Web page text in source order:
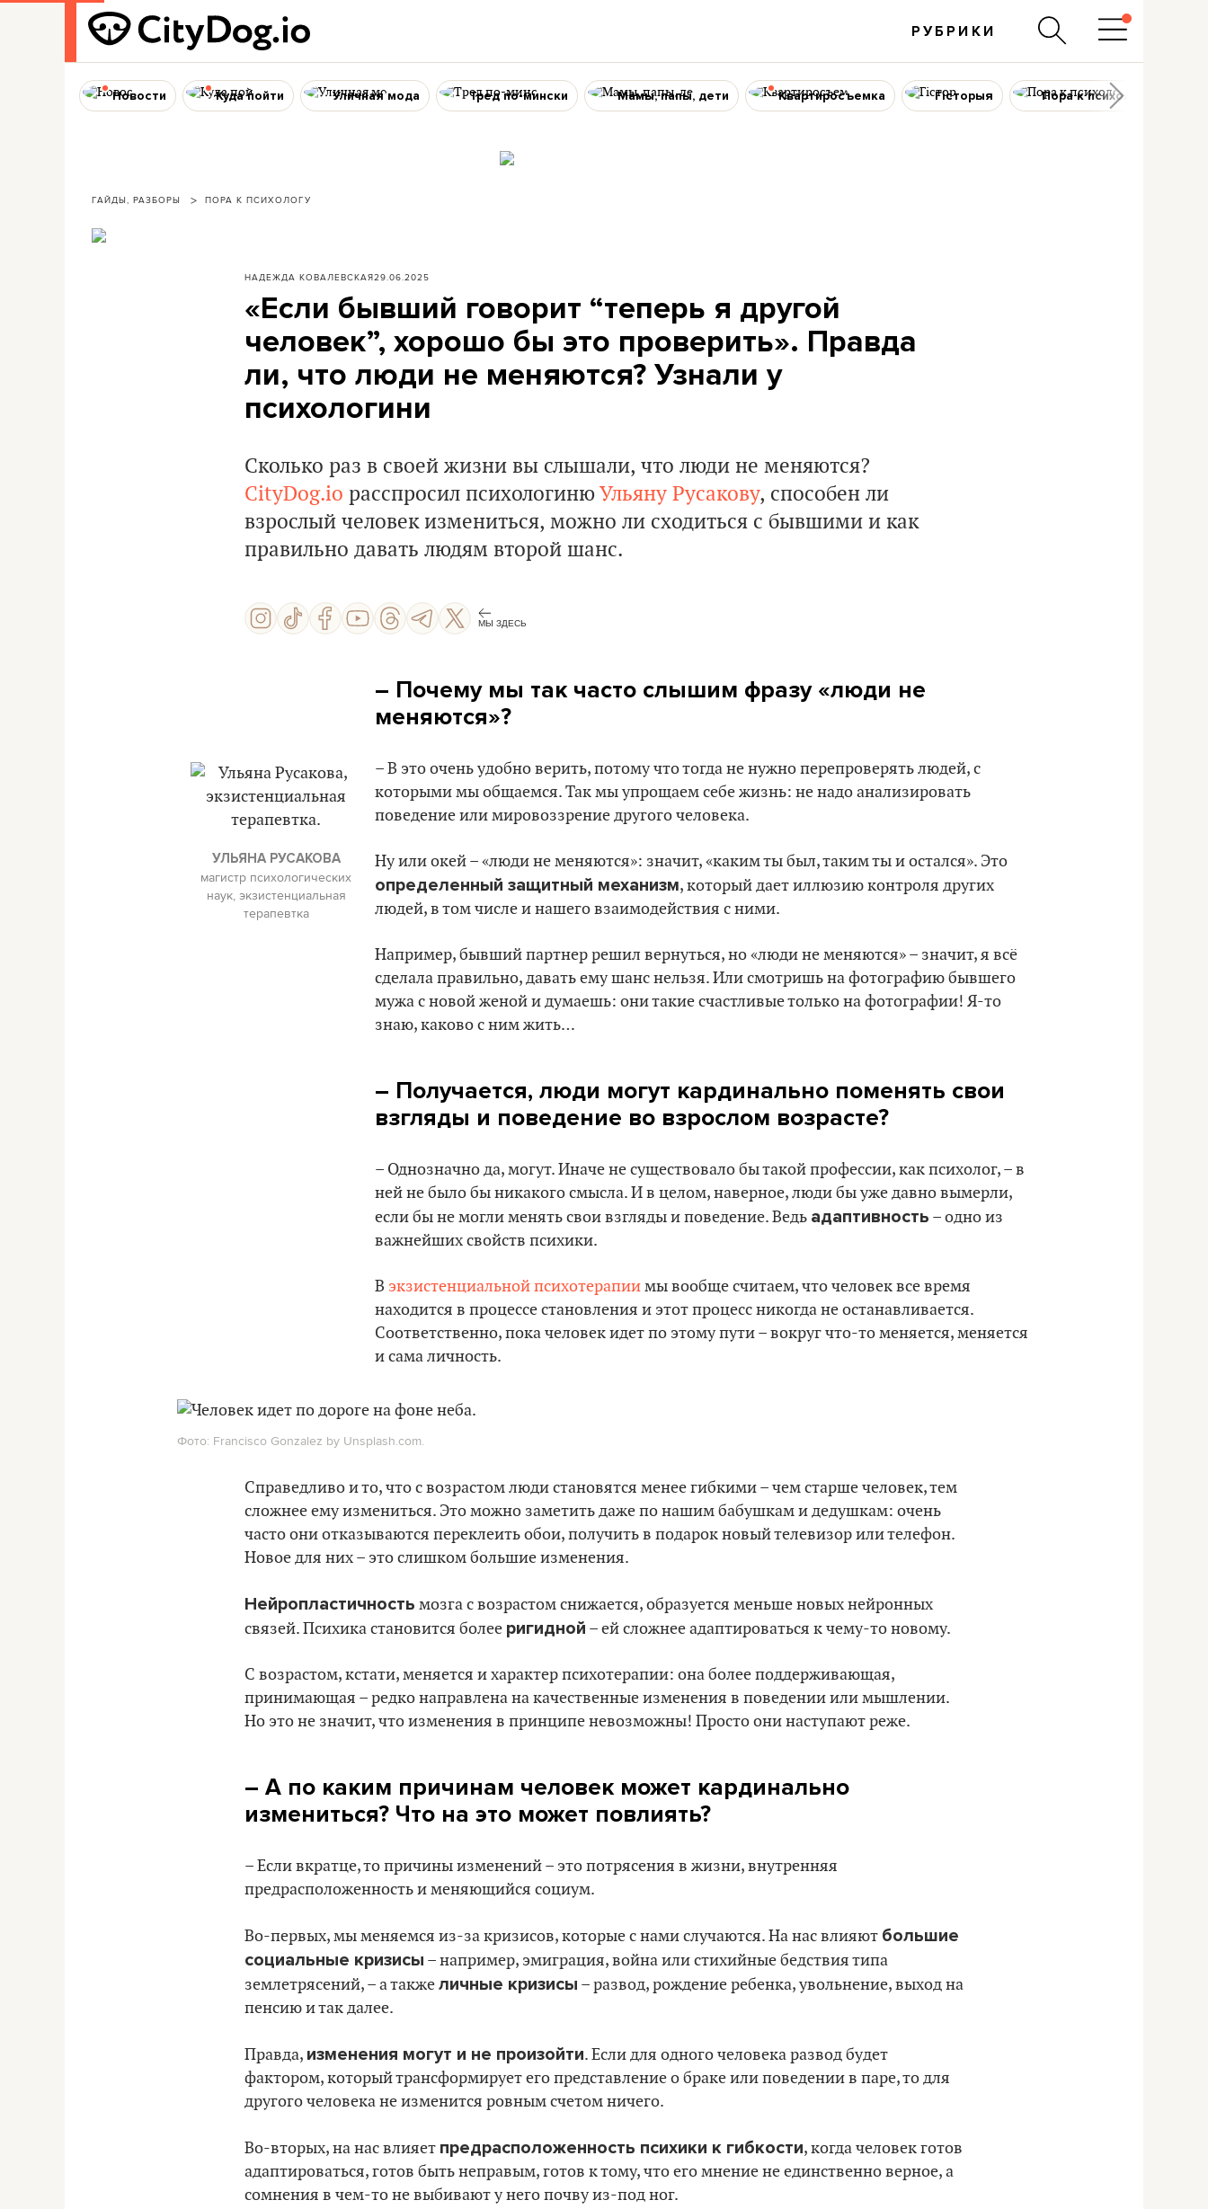
РУБРИКИ
Новости Куда пойти Уличная мода Тред по-мински Мамы, папы, дети Квартиросъемка Гісторыя Пора к психологу
ГАЙДЫ, РАЗБОРЫ ПОРА К ПСИХОЛОГУ
НАДЕЖДА КОВАЛЕВСКАЯ29.06.2025
«Если бывший говорит “теперь я другой
человек”, хорошо бы это проверить». Правда
ли, что люди не меняются? Узнали у
психологини
Сколько раз в своей жизни вы слышали, что люди не меняются?
CityDog.io расспросил психологинюУльяну Русакову, способен ли
взрослый человек измениться, можно ли сходиться с бывшими и как
правильно давать людям второй шанс.
МЫ ЗДЕСЬ
– Почему мы так часто слышим фразу «люди не
меняются»?
УЛЬЯНА РУСАКОВА
магистр психологических
наук, экзистенциальная
терапевтка
– В это очень удобно верить, потому что тогда не нужно перепроверять людей, с
которыми мы общаемся. Так мы упрощаем себе жизнь: не надо анализировать
поведение или мировоззрение другого человека.
Ну или окей – «люди не меняются»: значит, «каким ты был, таким ты и остался». Это
определенный защитный механизм, который дает иллюзию контроля других
людей, в том числе и нашего взаимодействия с ними.
Например, бывший партнер решил вернуться, но «люди не меняются» – значит, я всё
сделала правильно, давать ему шанс нельзя. Или смотришь на фотографию бывшего
мужа с новой женой и думаешь: они такие счастливые только на фотографии! Я-то
знаю, каково с ним жить…
– Получается, люди могут кардинально поменять свои
взгляды и поведение во взрослом возрасте?
– Однозначно да, могут. Иначе не существовало бы такой профессии, как психолог, – в
ней не было бы никакого смысла. И в целом, наверное, люди бы уже давно вымерли,
если бы не могли менять свои взгляды и поведение. Ведь адаптивность – одно из
важнейших свойств психики.
В экзистенциальной психотерапиимы вообще считаем, что человек все время
находится в процессе становления и этот процесс никогда не останавливается.
Соответственно, пока человек идет по этому пути – вокруг что-то меняется, меняется
и сама личность.
Фото: Francisco Gonzalez by Unsplash.com.
Справедливо и то, что с возрастом люди становятся менее гибкими – чем старше человек, тем
сложнее ему измениться. Это можно заметить даже по нашим бабушкам и дедушкам: очень
часто они отказываются переклеить обои, получить в подарок новый телевизор или телефон.
Новое для них – это слишком большие изменения.
Нейропластичность мозга с возрастом снижается, образуется меньше новых нейронных
связей. Психика становится более ригидной – ей сложнее адаптироваться к чему-то новому.
С возрастом, кстати, меняется и характер психотерапии: она более поддерживающая,
принимающая – редко направлена на качественные изменения в поведении или мышлении.
Но это не значит, что изменения в принципе невозможны! Просто они наступают реже.
– А по каким причинам человек может кардинально
измениться? Что на это может повлиять?
– Если вкратце, то причины изменений – это потрясения в жизни, внутренняя
предрасположенность и меняющийся социум.
Во-первых, мы меняемся из-за кризисов, которые с нами случаются. На нас влияют большие
социальные кризисы – например, эмиграция, война или стихийные бедствия типа
землетрясений, – а такжеличные кризисы – развод, рождение ребенка, увольнение, выход на
пенсию и так далее.
Правда, изменения могут и не произойти. Если для одного человека развод будет
фактором, который трансформирует его представление о браке или поведении в паре, то для
другого человека не изменится ровным счетом ничего.
Во-вторых, на нас влияет предрасположенность психики к гибкости, когда человек готов
адаптироваться, готов быть неправым, готов к тому, что его мнение не единственно верное, а
сомнения в чем-то не выбивают у него почву из-под ног.